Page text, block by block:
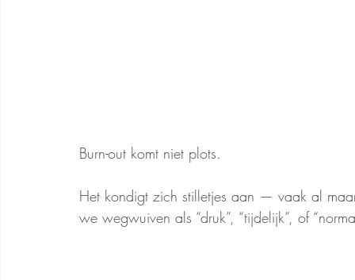
Burn-out komt niet plots.
Het kondigt zich stilletjes aan — vaak al
we wegwuiven als “druk”, “tijdelijk”, of